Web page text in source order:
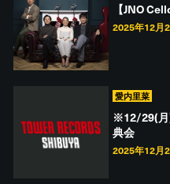
【JNO
2025年12月
愛内里菜
※12/29(月
典会
2025年12月